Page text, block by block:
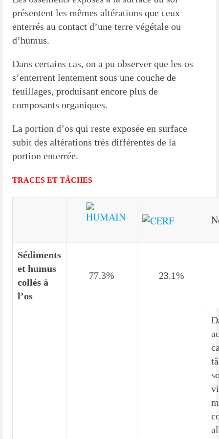
présentent les mêmes altérations que ceux
enterrés au contact d’une terre végétale ou
d’humus.
Dans certains cas, on a pu observer que les os
s’enterrent lentement sous une couche de
feuillages, produisant encore plus de
composants organiques.
La portion d’os qui reste exposée en surface
subit des altérations très différentes de la
portion enterrée.
TRACES ET TÂCHES
Sédiments
et humus
collés à
l’os
77.3% 23.1%